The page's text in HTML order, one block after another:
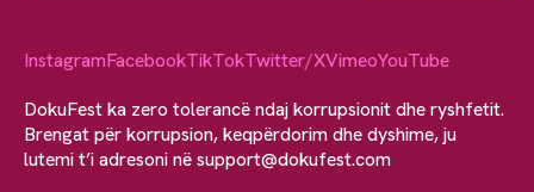
InstagramFacebookTikTokTwitter/XVimeoYouTube
DokuFest ka zero tolerancë ndaj korrupsionit dhe ryshfetit.
Brengat për korrupsion, keqpërdorim dhe dyshime, ju
lutemi t’i adresoni nësupport@dokufest.com